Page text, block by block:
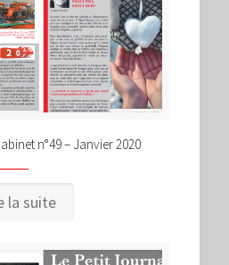
n°49 – Janvier 2020
la suite